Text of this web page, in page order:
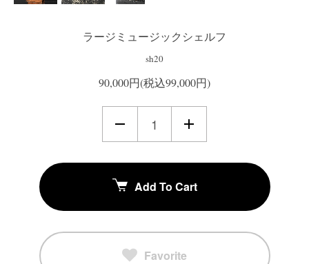
ラージミュージックシェルフ
sh20
90,000円(税込99,000円)
Add To Cart
Favorite